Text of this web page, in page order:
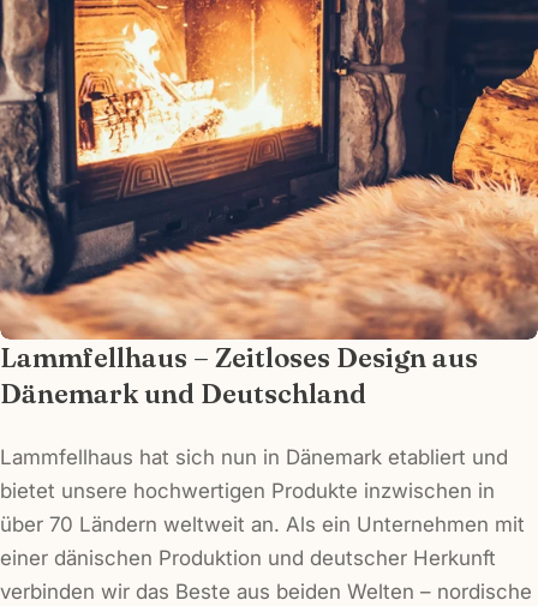
Frage senden
Lammfellhaus – Zeitloses Design aus
Dänemark und Deutschland
Lammfellhaus hat sich nun in Dänemark etabliert und
bietet unsere hochwertigen Produkte inzwischen in
über 70 Ländern weltweit an. Als ein Unternehmen mit
einer dänischen Produktion und deutscher Herkunft
verbinden wir das Beste aus beiden Welten – nordische